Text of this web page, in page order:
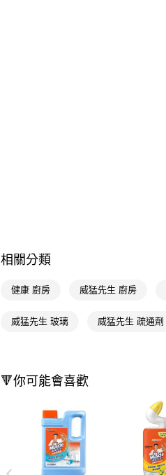
相關分類
健康 廚房 威猛先生 廚房
威猛先生 玻璃 威猛先生 疏通劑
🔻你可能會喜歡